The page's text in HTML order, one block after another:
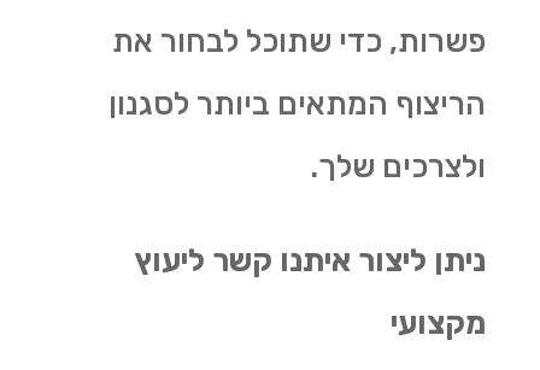
פשרות, כדי שתוכל לבחור את
הריצוף המתאים ביותר לסגנון
ולצרכים שלך.
ניתן ליצור איתנו קשר ליעוץ
מקצועי